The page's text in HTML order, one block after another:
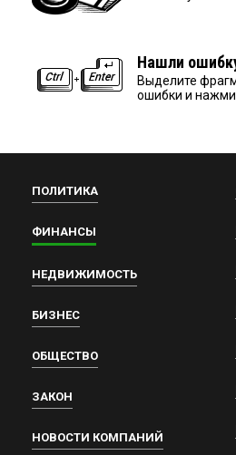
Нашли
Выделите
ошибки и
ПОЛИТИКА
ФИНАНСЫ
НЕДВИЖИМОСТЬ
БИЗНЕС
ОБЩЕСТВО
ЗАКОН
НОВОСТИ КОМПАНИЙ